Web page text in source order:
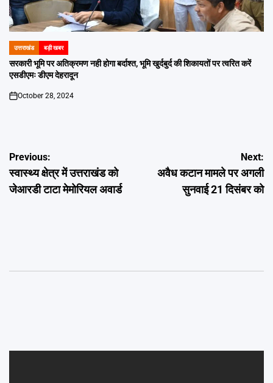
POSTED
IN
उत्तराखंड बड़ी खबर
सरकारी भूमि पर अतिक्रमण नही होगा बर्दाश्त, भूमि खुर्दबुर्द की शिकायतों पर त्वरित करें
एसडीएमः डीएम देहरादून
on
October 28, 2024
Post
navigation
Previous:
स्वास्थ्य क्षेत्र में उत्तराखंड को
जेआरडी टाटा मेमोरियल अवार्ड
Next:
अवैध कटान मामले पर अगली
सुनवाई 21 दिसंबर को